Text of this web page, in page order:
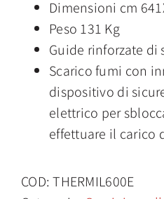
Dimensioni cm
Peso 131 Kg
Guide rinforzate
Scarico fumi con
dispositivo di
elettrico per
effettuare il carico
COD:THERMIL600E